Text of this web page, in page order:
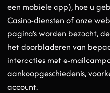
een mobiele app), hoe u
Casino-diensten of onze
pagina's worden bezocht,
het doorbladeren van
interacties met e-
aankoopgeschiedenis,
account.